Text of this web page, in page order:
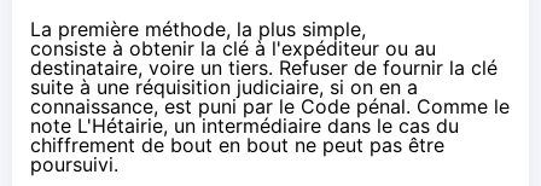
La première méthode, la plus simple,
consiste à obtenir la clé à l'expéditeur ou au
destinataire, voire un tiers. Refuser de fournir la clé
suite à une réquisition judiciaire, si on en a
connaissance, est puni par le Code pénal. Comme le
note L'Hétairie, un intermédiaire dans le cas du
chiffrement de bout en bout ne peut pas être
poursuivi.